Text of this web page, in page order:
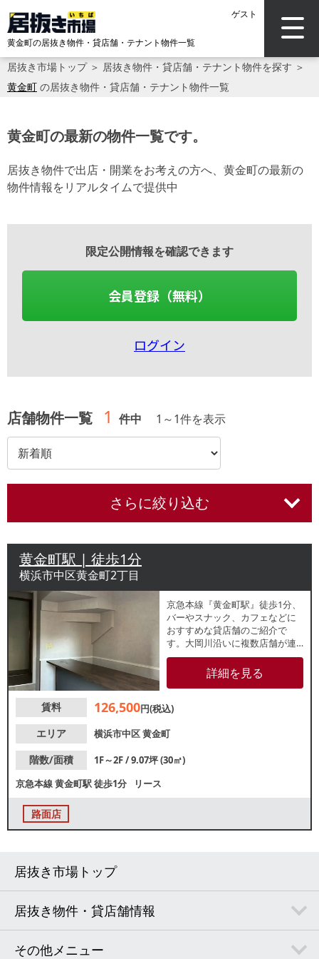
ゲスト
黄金町の居抜き物件・貸店舗・テナント物件一覧
居抜き市場トップ＞ 居抜き物件・貸店舗・テナント物件を探す ＞
黄金町 の居抜き物件・貸店舗・テナント物件一覧
黄金町の最新の物件一覧です。
居抜き物件で出店・開業をお考えの方へ、黄金町の最新の
物件情報をリアルタイムで提供中
限定公開情報を確認できます
会員登録（無料）
ログイン
店舗物件一覧 1 件中 1 ～1件を表示
さらに絞り込む
黄金町駅 | 徒歩1分
横浜市中区黄金町2丁目
京急本線『黄金町駅』徒歩1分、
バーやスナック、カフェなどに
おすすめな貸店舗のご紹介で
す。大岡川沿いに複数店舗が連
なるテラスハウスの一区画！1～
2階の店舗で1階にはカウンター
がございます。他区画では喫茶
クレープ店が開業予定です。諸
さい。
詳細を見る
賃料 126,500円(税込)
エリア
横浜市中区黄金町
階数/面積
1F～2F / 9.07坪 (30㎡)
京急本線黄金町駅徒歩1分 リース
路面店
居抜き市場トップ
居抜き物件・貸店舗情報
その他メニュー